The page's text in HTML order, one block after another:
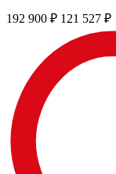
192 900 ₽ 121 527 ₽